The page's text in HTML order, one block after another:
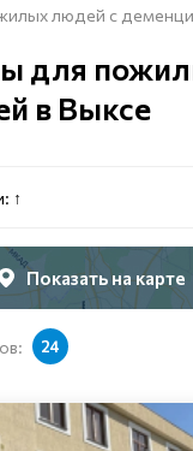
людей с
для
в Выксе
↑
Показать на карте
24